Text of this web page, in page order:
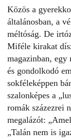
Közös a
általánosban, a
méltóság. De
Miféle kirakat
magazinban,
és gondolkodó
sokféleképpen
szalonképes a
romák százezrei
megalázót:
„Talán nem is